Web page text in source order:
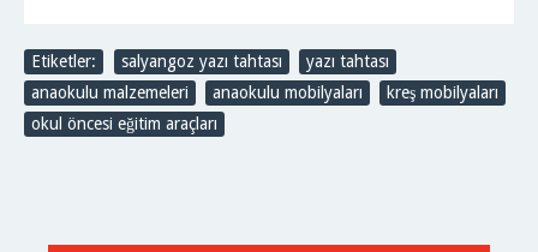
Etiketler: salyangoz yazı tahtası yazı tahtası
anaokulu malzemeleri
anaokulu mobilyaları kreş mobilyaları
okul öncesi eğitim araçları